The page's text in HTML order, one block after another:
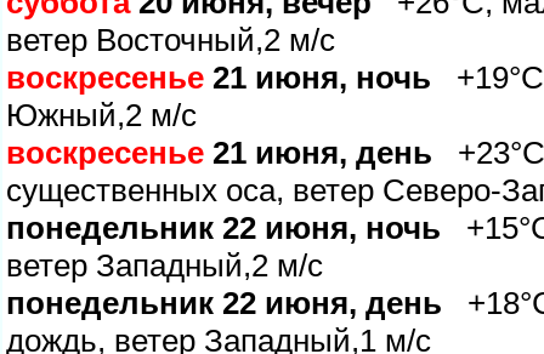
етер Восточный,2 м/с
оскресенье 21 июня, ночь
Южный,2 м/с
оскресенье 21 июня, день
существенных оса, ветер Северо-
понедельник 22 июня, ночь
етер Западный,2 м/с
понедельник 22 июня, день
дождь, ветер Западный,1 м/с